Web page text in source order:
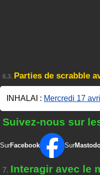
6.3. Parties de scrabble
INHALAI : Mercredi 17
Suivez-nous sur
SurFacebook Sur
7. Interagir avec le